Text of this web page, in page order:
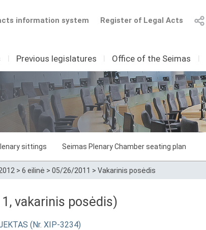
Register of Legal Acts
information system
I Previous legislatures I Office of the Seimas I
sittings Seimas Plenary Chamber seating plan
> 6 eilinė > 05/26/2011 > Vakarinis posėdis
vakarinis posėdis)
(Nr. XIP-3234)